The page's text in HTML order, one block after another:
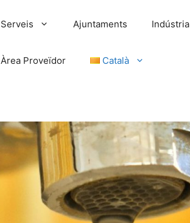
Serveis Ajuntaments Indústria
Àrea Proveïdor Català